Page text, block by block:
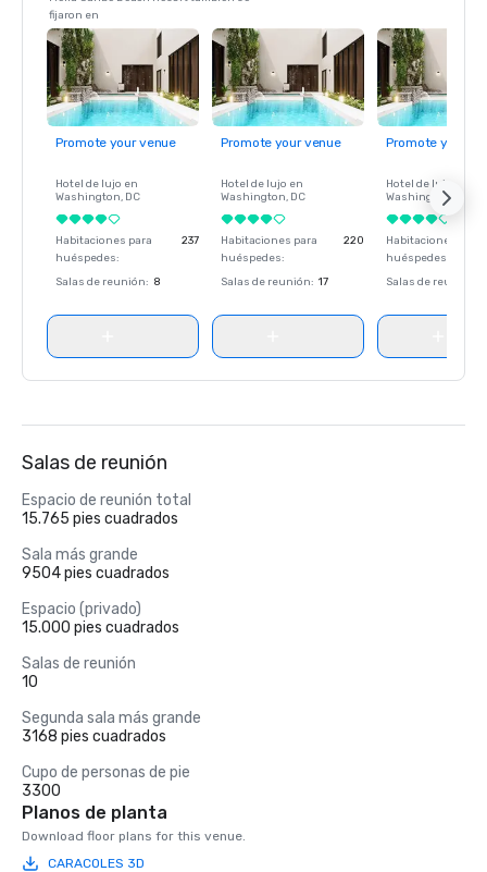
fijaron en
Promote your venue
Hotel de lujo en
Washington, DC
Habitaciones para
huéspedes:
237
Salas de reunión: 8
Promote your venue
Hotel de lujo en
Washington, DC
Habitaciones para
huéspedes:
220
Salas de reunión: 17
Promote your
Hotel de lujo en
Washington
Habitaciones para
huéspedes
Salas de reunión
Salas de reunión
Espacio de reunión total
15.765 pies cuadrados
Sala más grande
9504 pies cuadrados
Espacio (privado)
15.000 pies cuadrados
Salas de reunión
10
Segunda sala más grande
3168 pies cuadrados
Cupo de personas de pie
3300
Planos de planta
Download floor plans for this venue.
CARACOLES 3D